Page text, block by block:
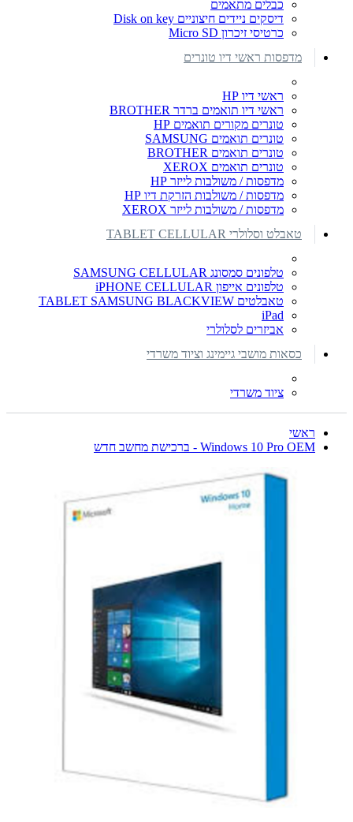
כבלים מתאמים
דיסקים ניידים חיצוניים Disk on key
כרטיסי זיכרון Micro SD
מדפסות ראשי דיו טונרים
ראשי דיו HP
ראשי דיו תואמים ברדר BROTHER
טונרים מקורים תואמים HP
טונרים תואמים SAMSUNG
טונרים תואמים BROTHER
טונרים תואמים XEROX
מדפסות / משולבות לייזר HP
מדפסות / משולבות הזרקת דיו HP
מדפסות / משולבות לייזר XEROX
טאבלט וסלולרי TABLET CELLULAR
טלפונים סמסונג SAMSUNG CELLULAR
טלפונים אייפון iPHONE CELLULAR
טאבלטים TABLET SAMSUNG BLACKVIEW
iPad
אביזרים לסלולרי
כסאות מושבי גיימינג וציוד משרדי
ציוד משרדי
ראשי
Windows 10 Pro OEM - ברכישת מחשב חדש